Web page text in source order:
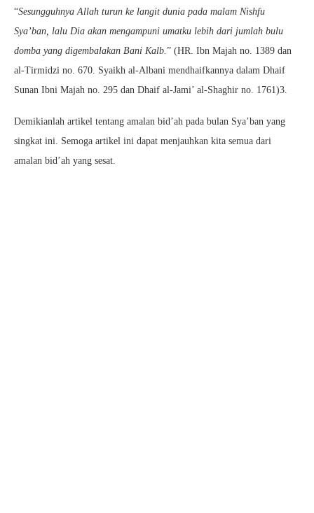
“Sesungguhnya Allah turun ke langit dunia pada malam Nishfu
Sya’ban, lalu Dia akan mengampuni umatku lebih dari jumlah bulu
domba yang digembalakan Bani Kalb.” (HR. Ibn Majah no. 1389 dan
al-Tirmidzi no. 670. Syaikh al-Albani mendhaifkannya dalam Dhaif
Sunan Ibni Majah no. 295 dan Dhaif al-Jami’ al-Shaghir no. 1761)3.
Demikianlah artikel tentang amalan bid’ah pada bulan Sya’ban yang
singkat ini. Semoga artikel ini dapat menjauhkan kita semua dari
amalan bid’ah yang sesat.